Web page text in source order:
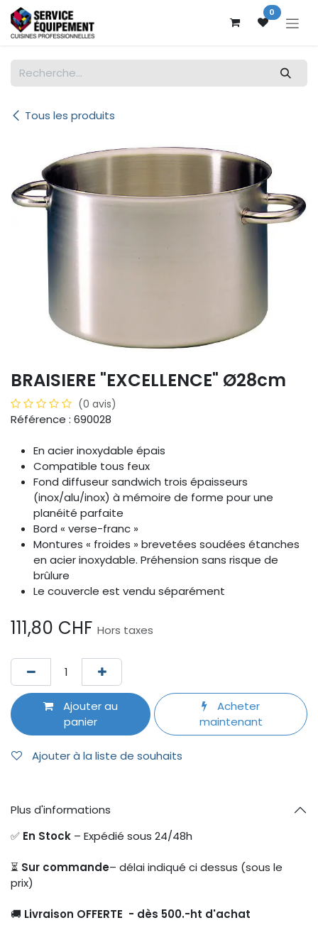
Se rendre au contenu 0
Tous les produits
BRAISIERE "EXCELLENCE" Ø28cm
(0 avis)
Référence : 690028
En acier inoxydable épais
Compatible tous feux
Fond diffuseur sandwich trois épaisseurs
(inox/alu/inox) à mémoire de forme pour une
planéité parfaite
Bord « verse-franc »
Montures « froides » brevetées soudées étanches
en acier inoxydable. Préhension sans risque de
brûlure
Le couvercle est vendu séparément
111,80 CHF Hors taxes
Ajouter au
panier
Acheter
maintenant
Ajouter à la liste de souhaits
Plus d'informations
✅ En Stock – Expédié sous 24/48h
⏳ Sur commande– délai indiqué ci dessus (sous le
prix)
🚚 Livraison OFFERTE - dès 500.-ht d'achat